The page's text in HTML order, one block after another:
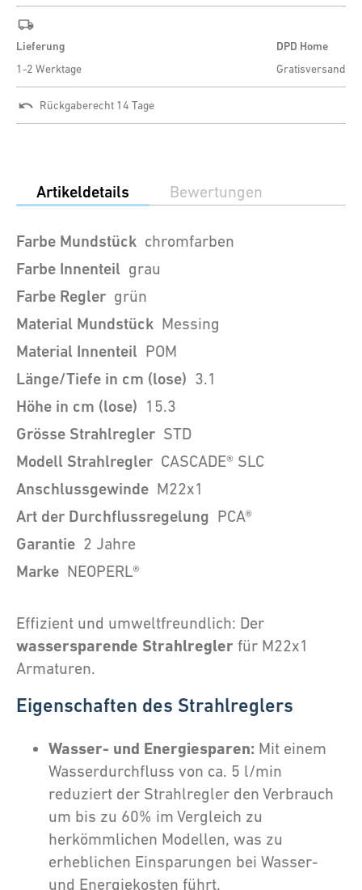
Lieferung
1-2 Werktage
DPD Home
Gratisversand
Rückgaberecht 14 Tage
Artikeldetails Bewertungen
Farbe Mundstück chromfarben
Farbe Innenteil grau
Farbe Regler grün
Material Mundstück Messing
Material Innenteil POM
Länge/Tiefe in cm (lose) 3.1
Höhe in cm (lose) 15.3
Grösse Strahlregler STD
Modell Strahlregler CASCADE® SLC
Anschlussgewinde M22x1
Art der Durchflussregelung PCA®
Garantie 2 Jahre
Marke NEOPERL®
Effizient und umweltfreundlich: Der
wassersparende Strahlregler für M22x1
Armaturen.
Eigenschaften des Strahlreglers
Wasser- und Energiesparen: Mit einem
Wasserdurchfluss von ca. 5 l/min
reduziert der Strahlregler den Verbrauch
um bis zu 60% im Vergleich zu
herkömmlichen Modellen, was zu
erheblichen Einsparungen bei Wasser-
und Energiekosten führt.